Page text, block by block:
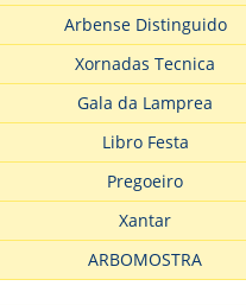
Arbense Distinguido
Xornadas Tecnica
Gala da Lamprea
Libro Festa
Pregoeiro
Xantar
ARBOMOSTRA